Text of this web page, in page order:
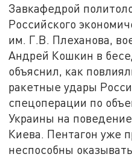
Завкафедрой
Российского
им. Г.В. Плеханова,
Андрей Кошкин в
объяснил, как
ракетные удары
спецоперации по
Украины на
Киева. Пентагон уже
неспособны